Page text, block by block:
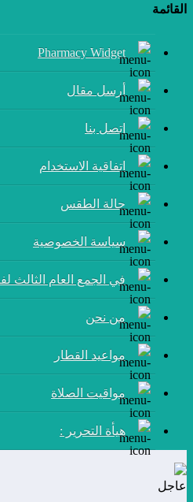
القائمة
Pharmacy Widget
أرسل مقال
إتصل بنا
اتفاقية الاستخدام
حالة الطقس
سياسة الخصوصية
من نحن
مواعيد القطار
مواقيت الصلاة
هيأة التحرير :
عاجل